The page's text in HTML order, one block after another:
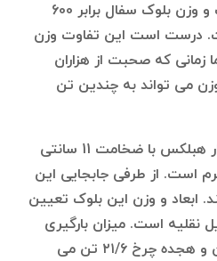
550 کیلوگرم بر متر مکعب و وزن بلوک سفال برابر 600
درست است این تفاوت وزن
زمانی که صحبت از هزاران
می تواند به چندین تن
مثلا وزن یک متر مربع دیوار هبلکس با ضخامت 11 سانتی
برابر با 78 کیلوگرم است. از طرفی جابجایی این
ابعاد و وزن این بلوک تعیین
نقلیه است. میزان بارگیری
خاور ۳/۲ تن، ده چرخ ۱۳ تن و هجده چرخ ۲۱/۶ تن می